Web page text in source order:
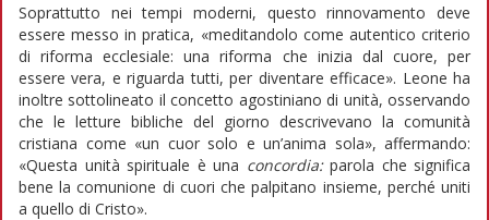
Soprattutto nei tempi moderni, questo rinnovamento deve
essere messo in pratica, «meditandolo come autentico criterio
di riforma ecclesiale: una riforma che inizia dal cuore, per
essere vera, e riguarda tutti, per diventare efficace». Leone ha
inoltre sottolineato il concetto agostiniano di unità, osservando
che le letture bibliche del giorno descrivevano la comunità
cristiana come «un cuor solo e un’anima sola», affermando:
«Questa unità spirituale è una concordia:parola che significa
bene la comunione di cuori che palpitano insieme, perché uniti
a quello di Cristo».